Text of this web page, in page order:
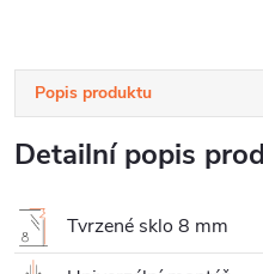
Popis produktu
Detailní popis
Tvrzené sklo 8 mm